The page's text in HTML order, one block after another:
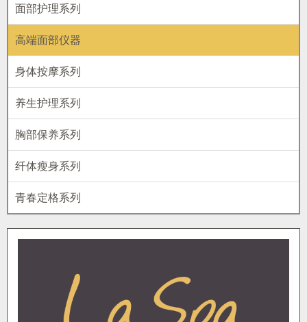
面部护理系列
高端面部仪器
身体按摩系列
养生护理系列
胸部保养系列
纤体瘦身系列
青春定格系列